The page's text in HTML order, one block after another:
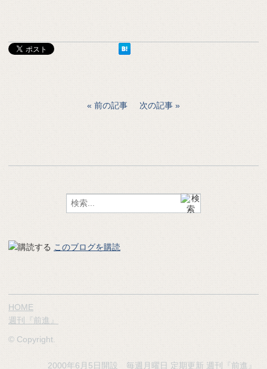
前の記事 次の記事
このブログを購読
HOME
週刊『前進』
© Copyright.
2000年6月5日開設 毎週月曜日 定期更新 週刊『前進』